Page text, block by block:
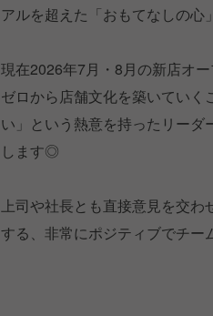
アルを超えた「おもてなしの心
現在2026年7月・8月の新店オ
ゼロから店舗文化を築いてい
い」という熱意を持ったリー
します◎
上司や社長とも直接意見を交
する、非常にポジティブでチー